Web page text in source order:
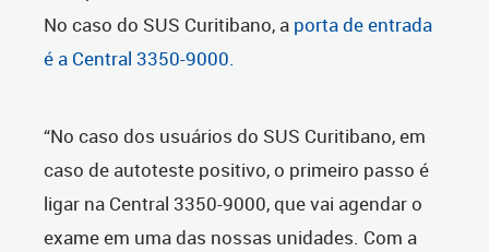
No caso do SUS Curitibano, a porta de entrada
é a Central 3350-9000.
“No caso dos usuários do SUS Curitibano, em
caso de autoteste positivo, o primeiro passo é
ligar na Central 3350-9000, que vai agendar o
exame em uma das nossas unidades. Com a